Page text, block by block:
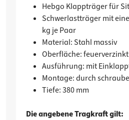
Hebgo Klappträger für
Schwerlastträger mit
kg je Paar
Material: Stahl massiv
Oberfläche: feuerverzinkt
Ausführung: mit
Montage: durch
Tiefe: 380 mm
Die angebene Tragkraft gilt: